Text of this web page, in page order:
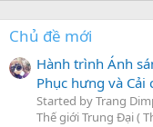
Chủ đề mới
Hành trình Ánh
Phục hưng và Cải
Started by Trang
Thế giới Trung Đại (